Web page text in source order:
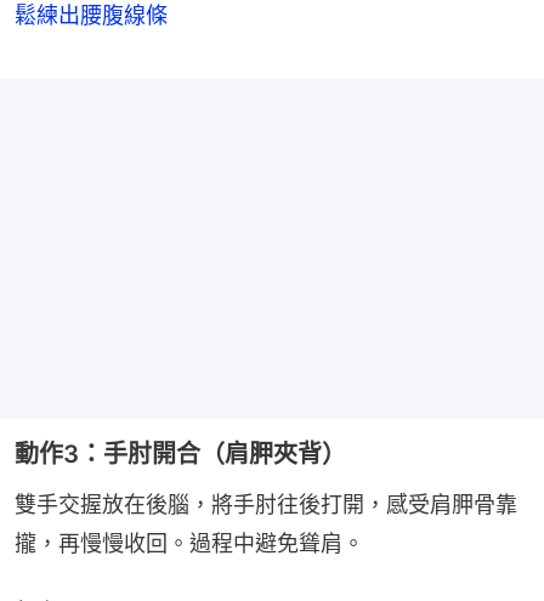
鬆練出腰腹線條
動作3：手肘開合（肩胛夾背）
雙手交握放在後腦，將手肘往後打開，感受肩胛骨靠
攏，再慢慢收回。過程中避免聳肩。